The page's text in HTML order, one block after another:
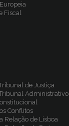
Fiscal
de Justiça
Administrativo
Conflitos
Relação de Lisboa